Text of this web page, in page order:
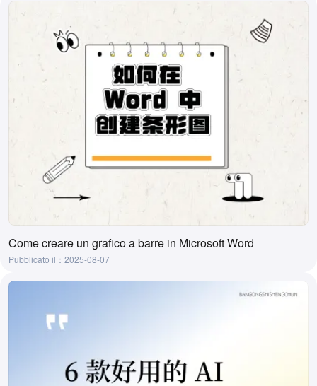
Come creare un grafico a barre in Microsoft Word
Pubblicato il：2025-08-07